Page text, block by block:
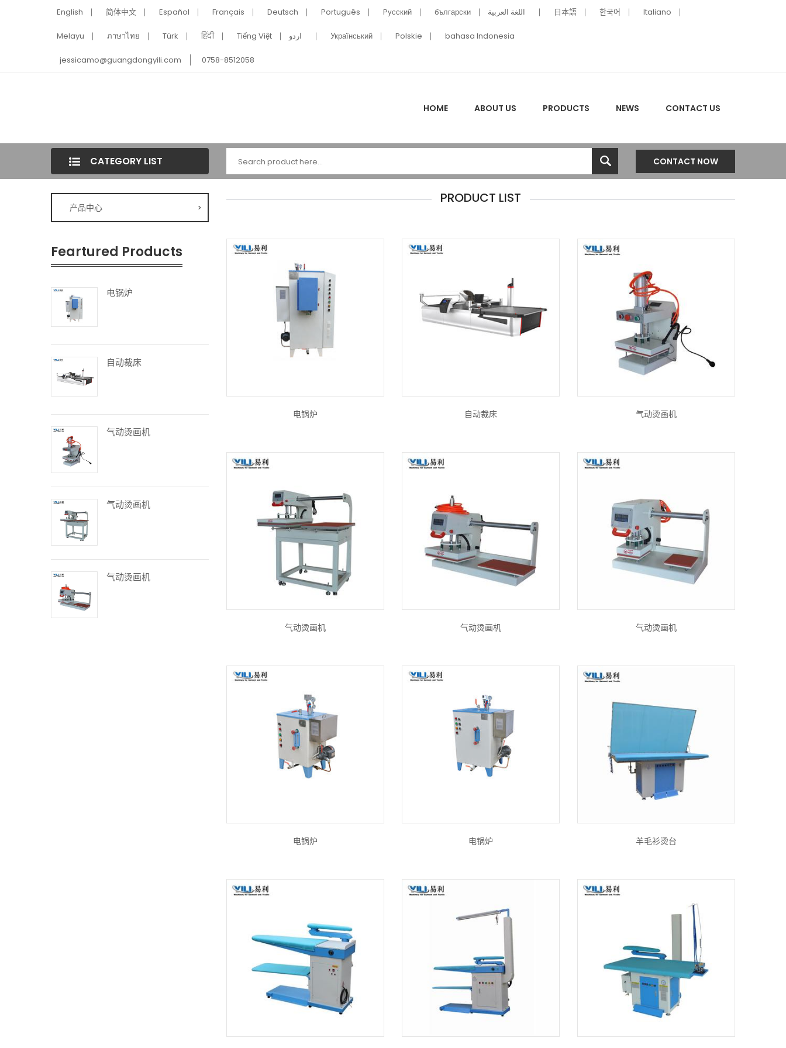
English 简体中文 Español Français Deutsch Português Pусский български اللغة العربية 日本語 한국어 Italiano
Melayu ภาษาไทย Türk हिंदी Tiếng Việt اردو Український Polskie bahasa Indonesia
jessicamo@guangdongyili.com 0758-8512058
HOME ABOUT US PRODUCTS NEWS CONTACT US
CATEGORY LIST CONTACT NOW
产品中心 >
Feartured Products
电锅炉
自动裁床
气动烫画机
气动烫画机
气动烫画机
PRODUCT LIST
电锅炉 自动裁床 气动烫画机
气动烫画机 气动烫画机 气动烫画机
电锅炉 电锅炉 羊毛衫烫台